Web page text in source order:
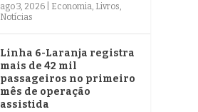
ago 3, 2026 Economia, Livros,
Notícias
Linha 6-Laranja registra
mais de 42 mil
passageiros no primeiro
mês de operação
assistida